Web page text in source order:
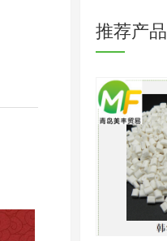
推荐产品